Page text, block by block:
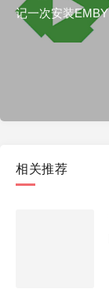
记一次安装EMBY
相关推荐